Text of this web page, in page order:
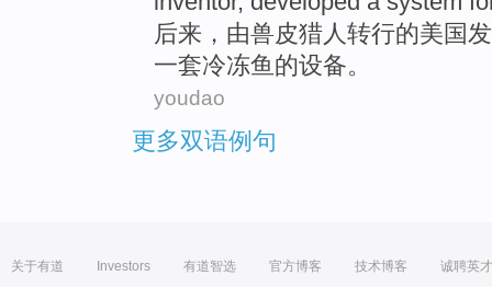
后来 ，由兽皮猎人转行的美国
一套冷冻鱼 的设备。
youdao
更多双语例句
关于有道 Investors 有道智选 官方博客 技术博客 诚聘英才